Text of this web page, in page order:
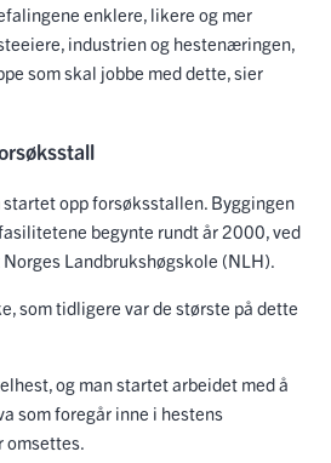
enklere, likere og mer
industrien og hestenæringen,
som skal jobbe med dette, sier
startet opp forsøksstallen. Byggingen
begynte rundt år 2000, ved
Landbrukshøgskole (NLH).
som tidligere var de største på dette
og man startet arbeidet med å
som foregår inne i hestens